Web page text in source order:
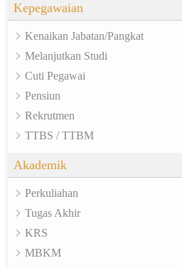
Kepegawaian
Kenaikan Jabatan/Pangkat
Melanjutkan Studi
Cuti Pegawai
Pensiun
Rekrutmen
TTBS / TTBM
Akademik
Perkuliahan
Tugas Akhir
KRS
MBKM